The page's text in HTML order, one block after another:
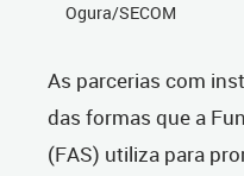
Ogura/SECOM
As parcerias com
das formas que a
(FAS) utiliza para